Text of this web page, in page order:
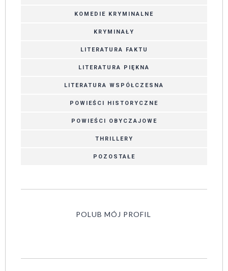
KOMEDIE KRYMINALNE
KRYMINAŁY
LITERATURA FAKTU
LITERATURA PIĘKNA
LITERATURA WSPÓŁCZESNA
POWIEŚCI HISTORYCZNE
POWIEŚCI OBYCZAJOWE
THRILLERY
POZOSTAŁE
POLUB MÓJ PROFIL